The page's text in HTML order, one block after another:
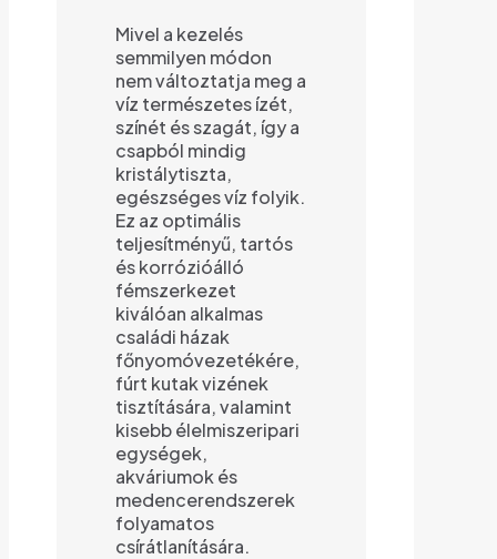
Mivel a kezelés
semmilyen módon
nem változtatja meg a
víz természetes ízét,
színét és szagát, így a
csapból mindig
kristálytiszta,
egészséges víz folyik.
Ez az optimális
teljesítményű, tartós
és korrózióálló
fémszerkezet
kiválóan alkalmas
családi házak
főnyomóvezetékére,
fúrt kutak vizének
tisztítására, valamint
kisebb élelmiszeripari
egységek,
akváriumok és
medencerendszerek
folyamatos
csírátlanítására.